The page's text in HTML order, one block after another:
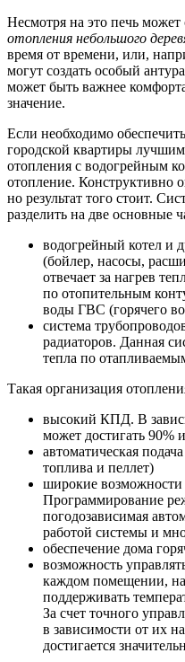
Несмотря на это печь
отопления небольшого
время от времени, или,
могут создать особый
может быть важнее
значение.
Если необходимо
городской квартиры
отопления с водогрейным
отопление. Конструктивно
но результат того стоит.
разделить на две основные
водогрейный котел и
(бойлер, насосы,
отвечает за нагрев
по отопительным
воды ГВС (горячего
система
радиаторов. Данная
тепла по
Такая организация
высокий КПД. В
может достигать 90%
автоматическая
топлива и пеллет)
широкие возможности
Программирование
погодозависимая
работой системы и
обеспечение дома
возможность
каждом помещении,
поддерживать
За счет точного
в зависимости от их
достигается